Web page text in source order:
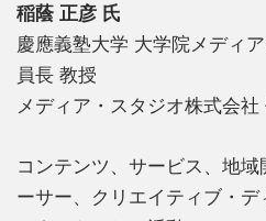
稲蔭 正彦 氏
慶應義塾大学 大学院メディ
員長 教授
メディア・スタジオ株式会社
コンテンツ、サービス、地域
ーサー、クリエイティブ・